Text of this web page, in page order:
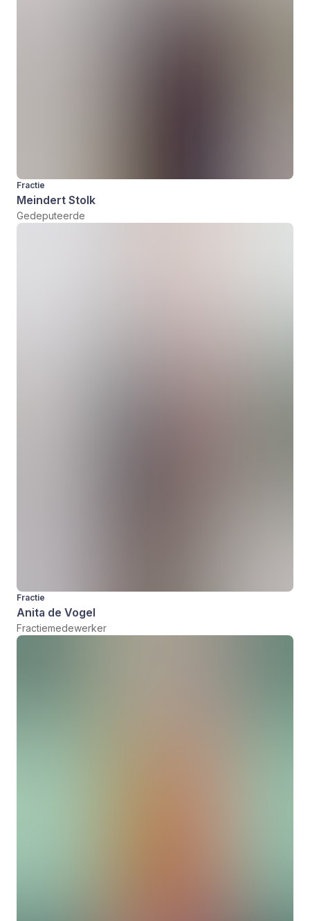
Fractie
Meindert Stolk
Gedeputeerde
Fractie
Anita de Vogel
Fractiemedewerker